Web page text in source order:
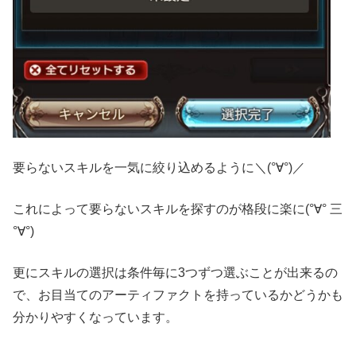
要らないスキルを一気に絞り込めるように＼(°∀°)／
これによって要らないスキルを探すのが格段に楽に(°∀° 三
°∀°)
更にスキルの選択は条件毎に3つずつ選ぶことが出来るの
で、お目当てのアーティファクトを持っているかどうかも
分かりやすくなっています。